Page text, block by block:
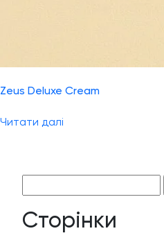
Zeus Deluxe Cream
Читати далі
Сторінки